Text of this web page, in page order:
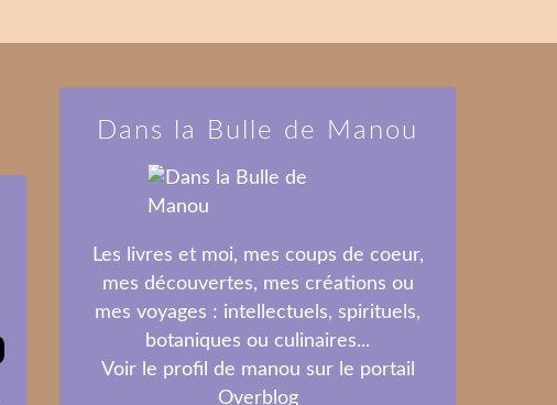
Dans la Bulle de Manou
Les livres et moi, mes coups de coeur,
mes découvertes, mes créations ou
mes voyages : intellectuels, spirituels,
botaniques ou culinaires...
Voir le profil de manou sur le portail
Overblog